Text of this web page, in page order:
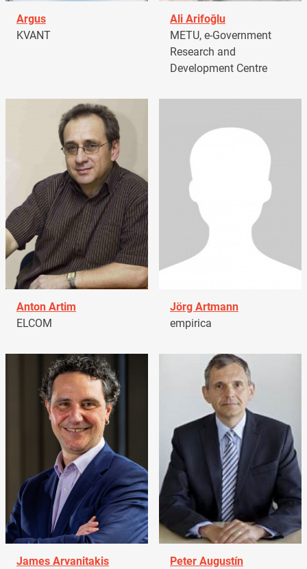
Argus
KVANT
Ali Arifoğlu
METU, e-Government
Research and
Development Centre
Anton Artim
ELCOM
Jörg Artmann
empirica
James Arvanitakis
Peter Augustín